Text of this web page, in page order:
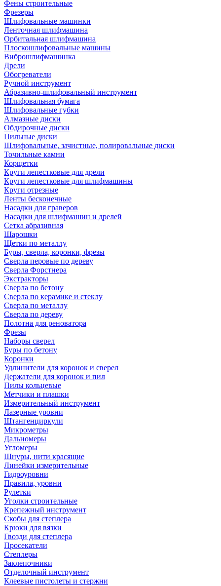
Фены строительные
Фрезеры
Шлифовальные машинки
Ленточная шлифмашина
Орбитальная шлифмашина
Плоскошлифовальные машины
Виброшлифмашинка
Дрели
Обогреватели
Ручной инструмент
Абразивно-шлифовальный инструмент
Шлифовальная бумага
Шлифовальные губки
Алмазные диски
Обдирочные диски
Пильные диски
Шлифовальные, зачистные, полировальные диски
Точильные камни
Корщетки
Круги лепестковые для дрели
Круги лепестковые для шлифмашины
Круги отрезные
Ленты бесконечные
Насадки для граверов
Насадки для шлифмашин и дрелей
Сетка абразивная
Шарошки
Щетки по металлу
Буры, сверла, коронки, фрезы
Сверла перовые по дереву
Сверла Форстнера
Экстракторы
Сверла по бетону
Сверла по керамике и стеклу
Сверла по металлу
Сверла по дереву
Полотна для реноватора
Фрезы
Наборы сверел
Буры по бетону
Коронки
Удлинители для коронок и сверел
Держатели для коронок и пил
Пилы кольцевые
Метчики и плашки
Измерительный инструмент
Лазерные уровни
Штангенциркули
Микрометры
Дальномеры
Угломеры
Шнуры, нити красящие
Линейки измерительные
Гидроуровни
Правила, уровни
Рулетки
Уголки строительные
Крепежный инструмент
Скобы для степлера
Крюки для вязки
Гвозди для степлера
Просекатели
Степлеры
Заклепочники
Отделочный инструмент
Клеевые пистолеты и стержни